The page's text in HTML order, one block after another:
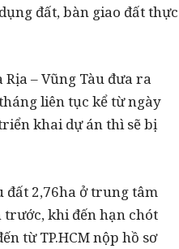
đất, bàn giao đất thực
– Vũng Tàu đưa ra
liên tục kể từ ngày
khai dự án thì sẽ bị
đất 2,76ha ở trung tâm
trước, khi đến hạn chót
từ TP.HCM nộp hồ sơ